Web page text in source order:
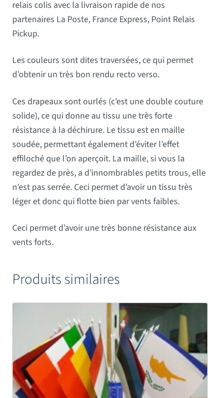
relais colis avec la livraison rapide de nos
partenaires La Poste, France Express, Point Relais
Pickup.
Les couleurs sont dites traversées, ce qui permet
d’obtenir un très bon rendu recto verso.
Ces drapeaux sont ourlés (c’est une double couture
solide), ce qui donne au tissu une très forte
résistance à la déchirure. Le tissu est en maille
soudée, permettant également d’éviter l’effet
effiloché que l’on aperçoit. La maille, si vous la
regardez de près, a d’innombrables petits trous, elle
n’est pas serrée. Ceci permet d’avoir un tissu très
léger et donc qui flotte bien par vents faibles.
Ceci permet d’avoir une très bonne résistance aux
vents forts.
Produits similaires